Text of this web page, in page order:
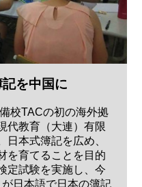
を中国に
校TACの初の海外拠
代教育（大連）有限
本式簿記を広め、
を育てることを目的
定試験を実施し、今
日本語で日本の簿記